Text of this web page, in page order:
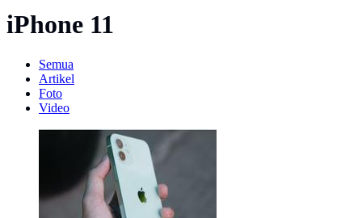
iPhone 11
Semua
Artikel
Foto
Video